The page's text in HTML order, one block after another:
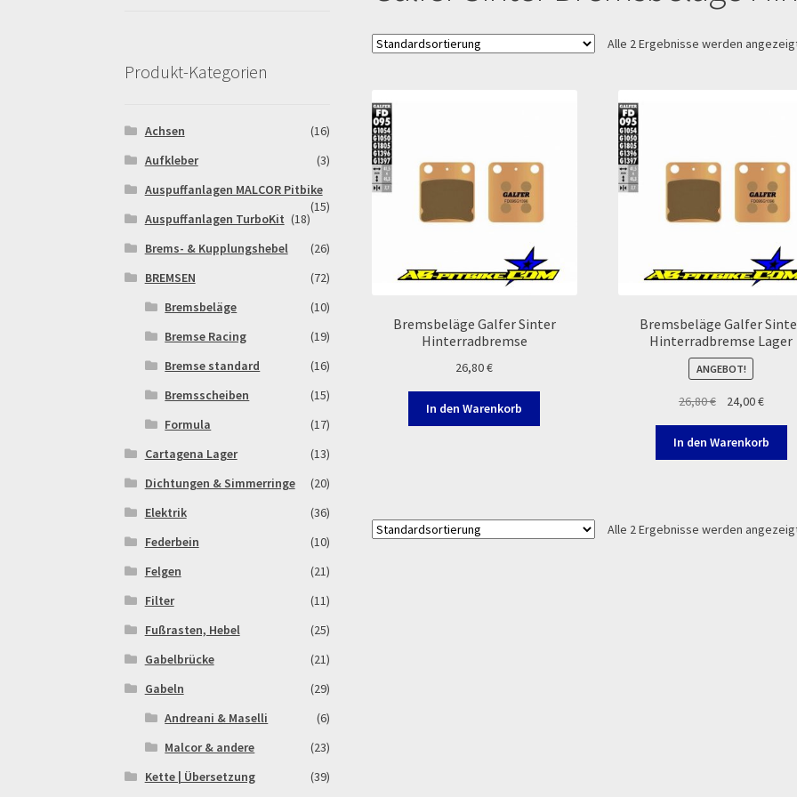
Rennserien-Veranstalter
Widerrufsbelehrung & -formular
Alle 2 Ergebnisse werden
Bremsbeläge Galfer Sinter
Hinterradbremse
26,80€
In den Warenkorb
Bremsbeläge Galfer
Hinterradbremse Lager
ANGEBOT!
26,80€
Ursprünglicher
war:
26,80 €
24,00€
ist:
24,00 €.
In den Warenkorb
Alle 2 Ergebnisse werden
Produkt-Kategorien
Achsen
(16)
Aufkleber
(3)
Auspuffanlagen MALCOR Pitbike
(15)
Auspuffanlagen TurboKit (18)
Brems- & Kupplungshebel
(26)
BREMSEN
(72)
Bremsbeläge
(10)
Bremse Racing
(19)
Bremse standard
(16)
Bremsscheiben
(15)
Formula
(17)
Cartagena Lager
(13)
Dichtungen & Simmerringe
(20)
Elektrik
(36)
Federbein
(10)
Felgen
(21)
Filter
(11)
Fußrasten, Hebel
(25)
Gabelbrücke
(21)
Gabeln
(29)
Andreani & Maselli
(6)
Malcor & andere
(23)
Kette | Übersetzung
(39)